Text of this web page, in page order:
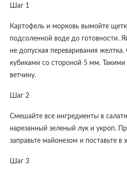
Шаг 1
Картофель и морковь вымойте
подсоленной воде до готовности.
не допуская переваривания
кубиками со стороной 5 мм.
ветчину.
Шаг 2
Смешайте все ингредиенты в
нарезанный зеленый лук и укроп.
заправьте майонезом и поставьте в
Шаг 3